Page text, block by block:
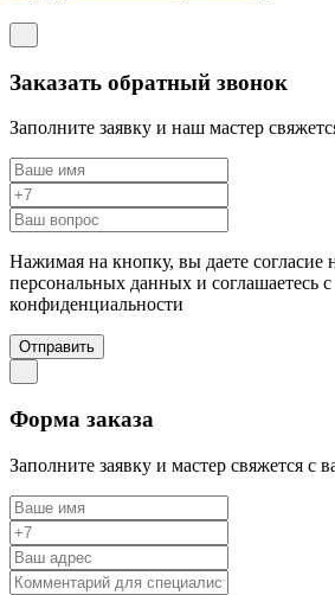
Заказать обратный звонок
Заполните заявку и наш мастер
Нажимая на кнопку, вы даете согласие
персональных данных и соглашаетесь
конфиденциальности
Отправить
Форма заказа
Заполните заявку и мастер свяжется с